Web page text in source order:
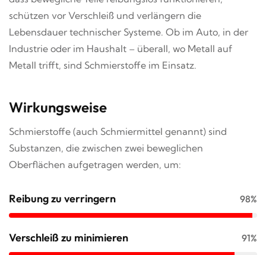
schützen vor Verschleiß und verlängern die
Lebensdauer technischer Systeme. Ob im Auto, in der
Industrie oder im Haushalt – überall, wo Metall auf
Metall trifft, sind Schmierstoffe im Einsatz.
Wirkungsweise
Schmierstoffe (auch Schmiermittel genannt) sind
Substanzen, die zwischen zwei beweglichen
Oberflächen aufgetragen werden, um:
Reibung zu verringern 98%
Verschleiß zu minimieren 91%